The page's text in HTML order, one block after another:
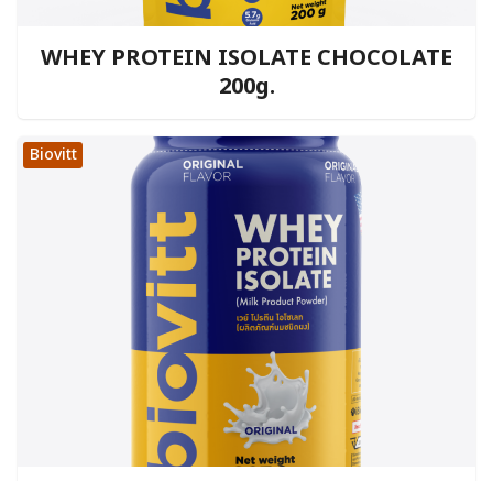
WHEY PROTEIN ISOLATE CHOCOLATE
200g.
Biovitt